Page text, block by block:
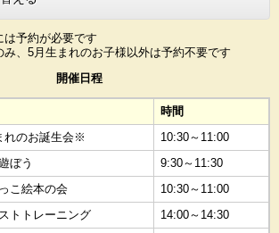
予約が必要です
、5月生まれのお子様以外は予約不要です
開催日程
時間
れのお誕生会※
10:30～11:00
ぼう
9:30～11:30
こ絵本の会
10:30～11:00
トトレーニング
14:00～14:30